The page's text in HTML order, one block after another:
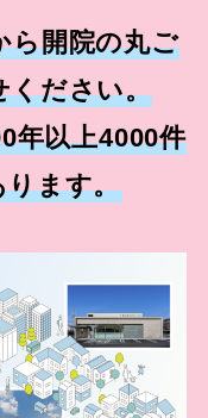
ら開院の丸ご
ください。
年以上4000件
ります。